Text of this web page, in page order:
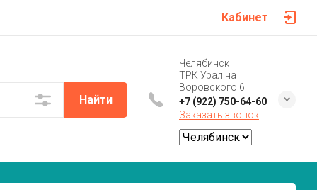
Кабинет
Найти
Челябинск
ТРК Урал на
Воровского 6
+7 (922) 750-64-60
Заказать звонок